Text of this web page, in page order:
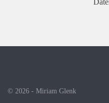
© 2026 - Miriam Glenk